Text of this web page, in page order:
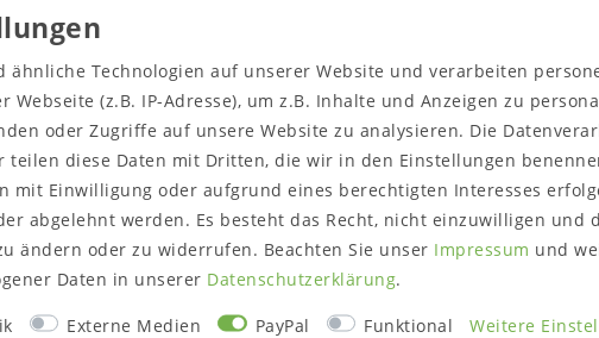
Sie suchen ein ganz
rufen Sie uns an
sowie der Lichtverhältnisse
Farbe des Artikels nicht
Farbveränderungen und
Oberfläche wahlweise:natur
Griffe wahlweise:Metall oder
Lieferzustand:montiert
Hinweise zur Anlieferung:
Prüfen Sie vor dem Bestellen,
/ Zugänge passt.
ähnliche Technologien auf unserer Website und verarbeiten
Webseite (z.B. IP-Adresse), um z.B. Inhalte und Anzeigen zu
oder Zugriffe auf unsere Website zu analysieren. Die
teilen diese Daten mit Dritten, die wir in den Einstellungen
mit Einwilligung oder aufgrund eines berechtigten Interesses
abgelehnt werden. Es besteht das Recht, nicht einzuwilligen und
ändern oder zu widerrufen. Beachten Sie unser Impressum und
Daten in unserer Daten­schutz­erklärung.
Externe Medien PayPal Funktional Weitere